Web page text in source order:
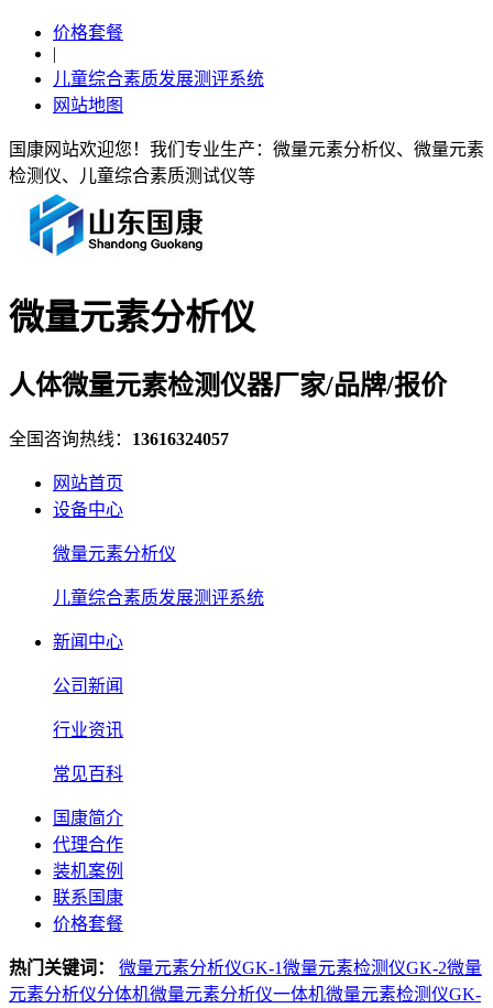
价格套餐
|
儿童综合素质发展测评系统
网站地图
国康网站欢迎您！我们专业生产：微量元素分析仪、微量元素
检测仪、儿童综合素质测试仪等
微量元素分析仪
人体微量元素检测仪器厂家/品牌/报价
全国咨询热线： 13616324057
网站首页
设备中心
微量元素分析仪
儿童综合素质发展测评系统
新闻中心
公司新闻
行业资讯
常见百科
国康简介
代理合作
装机案例
联系国康
价格套餐
热门关键词： 微量元素分析仪GK-1微量元素检测仪GK-2微量
元素分析仪分体机微量元素分析仪一体机微量元素检测仪GK-